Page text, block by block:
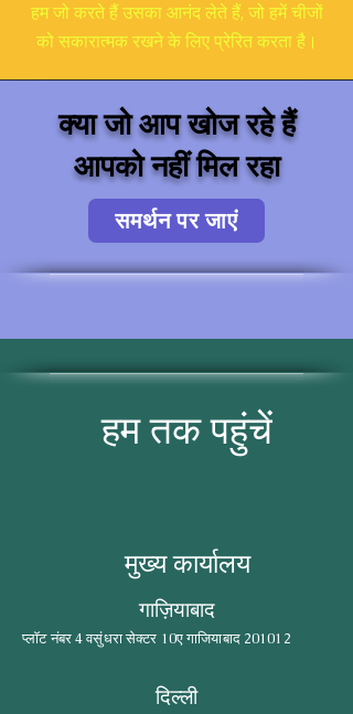
हम जो करते हैं उसका आनंद लेते हैं, जो हमें चीजों
को सकारात्मक रखने के लिए प्रेरित करता है।
क्या जो आप खोज रहे हैं
आपको नहीं मिल रहा
समर्थन पर जाएं
हम तक पहुंचें
मुख्य कार्यालय
गाज़ियाबाद
प्लॉट नंबर 4 वसुंधरा सेक्टर 10ए गाजियाबाद 201012
दिल्ली